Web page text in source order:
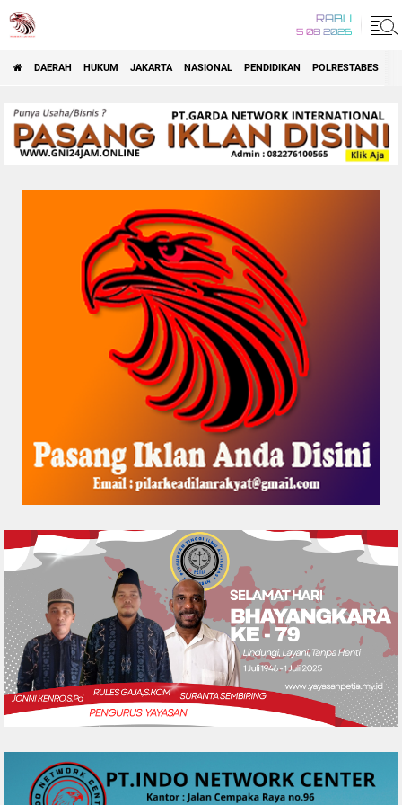
RABU
5 08 2026
DAERAH HUKUM JAKARTA NASIONAL PENDIDIKAN POLRESTABES